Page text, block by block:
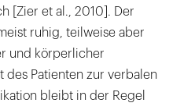
[Zier et al., 2010]. Der
ruhig, teilweise aber
und körperlicher
des Patienten zur verbalen
bleibt in der Regel